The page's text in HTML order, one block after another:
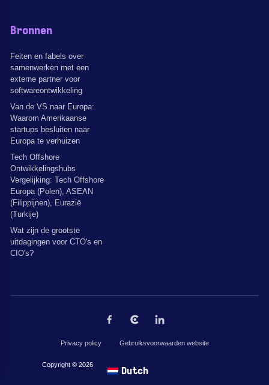
Bronnen
Feiten en fabels over
samenwerken met een
externe partner voor
softwareontwikkeling
Van de VS naar Europa:
Waarom Amerikaanse
startups besluiten naar
Europa te verhuizen
Tech Offshore
Ontwikkelingshubs
Vergelijking: Tech Offshore
Europa (Polen), ASEAN
(Filippijnen), Eurazië
(Turkije)
Wat zijn de grootste
uitdagingen voor CTO's en
CIO's?
Privacy policy Gebruiksvoorwaarden website
Copyright © 2026 door The Codest. Alle rechten voorbehouden.
Dutch